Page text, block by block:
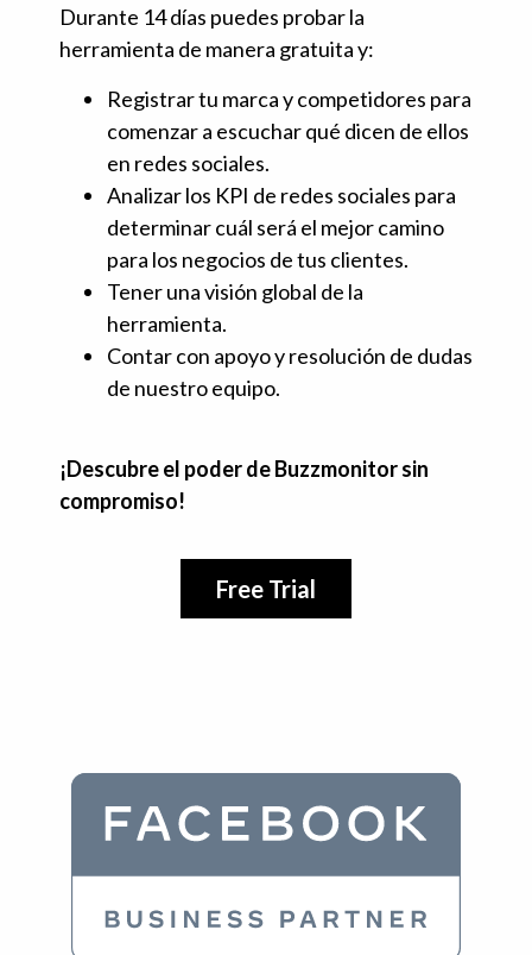
Durante 14 días puedes probar la
herramienta de manera gratuita y:
Registrar tu marca y competidores para
comenzar a escuchar qué dicen de ellos
en redes sociales.
Analizar los KPI de redes sociales para
determinar cuál será el mejor camino
para los negocios de tus clientes.
Tener una visión global de la
herramienta.
Contar con apoyo y resolución de dudas
de nuestro equipo.
¡Descubre el poder de Buzzmonitor sin
compromiso!
Free Trial